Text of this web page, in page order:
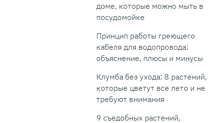
доме, которые можно мыть в
посудомойке
Принцип работы греющего
кабеля для водопровода:
объяснение, плюсы и минусы
Клумба без ухода: 8 растений,
которые цветут все лето и не
требуют внимания
9 съедобных растений,